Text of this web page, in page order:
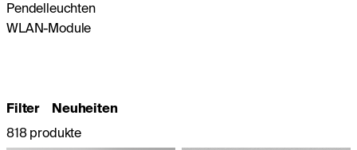
Pendelleuchten
WLAN-Module
Filter
Neuheiten
818 produkte